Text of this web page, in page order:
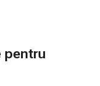
pentru